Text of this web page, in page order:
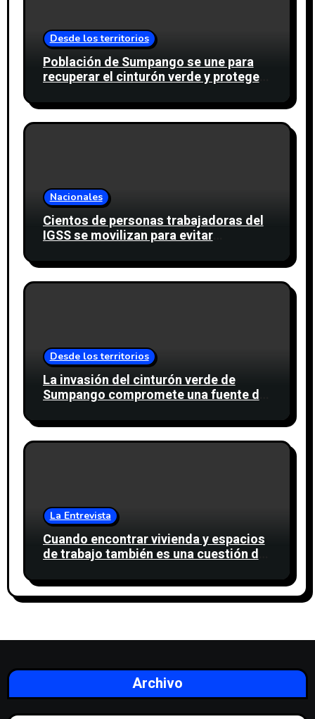
Desde los territorios
Población de Sumpango se une para
recuperar el cinturón verde y proteger
Nacionales
Cientos de personas trabajadoras del
IGSS se movilizan para evitar
Desde los territorios
La invasión del cinturón verde de
Sumpango compromete una fuente de
La Entrevista
Cuando encontrar vivienda y espacios
de trabajo también es una cuestión de
Archivo